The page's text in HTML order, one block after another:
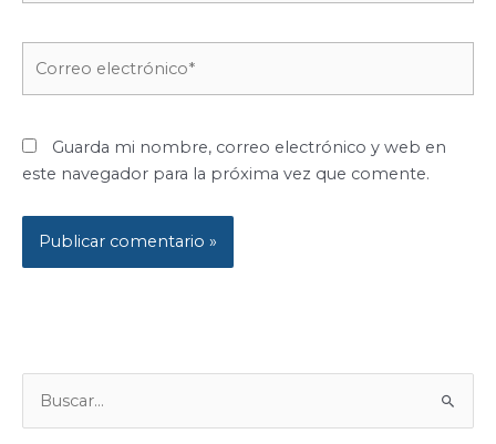
electrónico*
Guarda mi nombre, correo electrónico y web en
este navegador para la próxima vez que comente.
U